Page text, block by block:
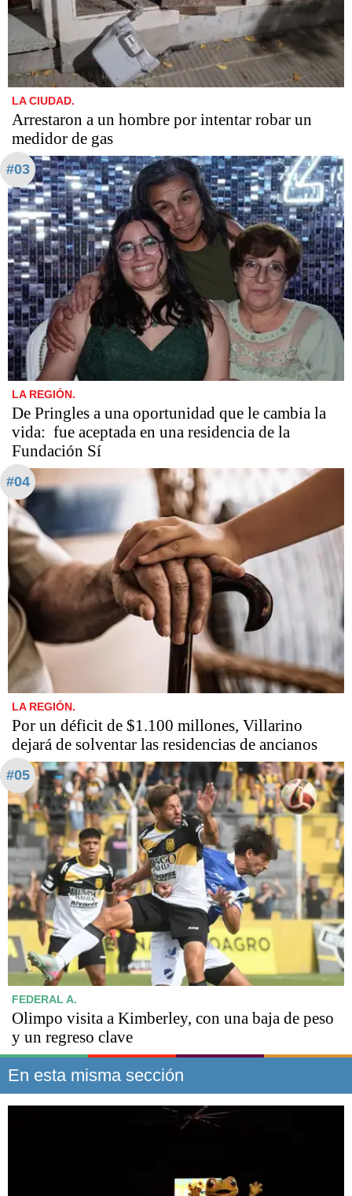
LA CIUDAD.
Arrestaron a un hombre por intentar robar un
medidor de gas
#03
LA REGIÓN.
De Pringles a una oportunidad que le cambia la
vida: fue aceptada en una residencia de la
Fundación Sí
#04
LA REGIÓN.
Por un déficit de $1.100 millones, Villarino
dejará de solventar las residencias de ancianos
#05
FEDERAL A.
Olimpo visita a Kimberley, con una baja de peso
y un regreso clave
En esta misma sección